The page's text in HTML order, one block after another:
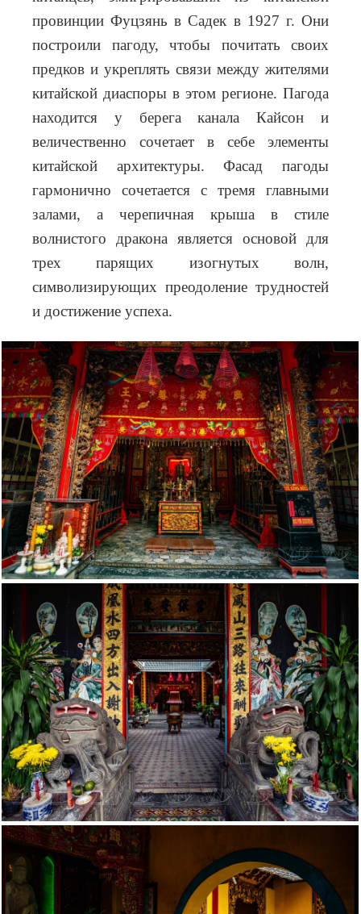
провинции Фуцзянь в Садек в 1927 г. Они
построили пагоду, чтобы почитать своих
предков и укреплять связи между жителями
китайской диаспоры в этом регионе. Пагода
находится у берега канала Кайсон и
величественно сочетает в себе элементы
китайской архитектуры. Фасад пагоды
гармонично сочетается с тремя главными
залами, а черепичная крыша в стиле
волнистого дракона является основой для
трех парящих изогнутых волн,
символизирующих преодоление трудностей
и достижение успеха.